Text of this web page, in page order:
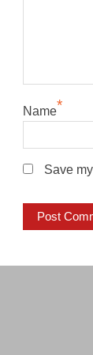
Name*
Save